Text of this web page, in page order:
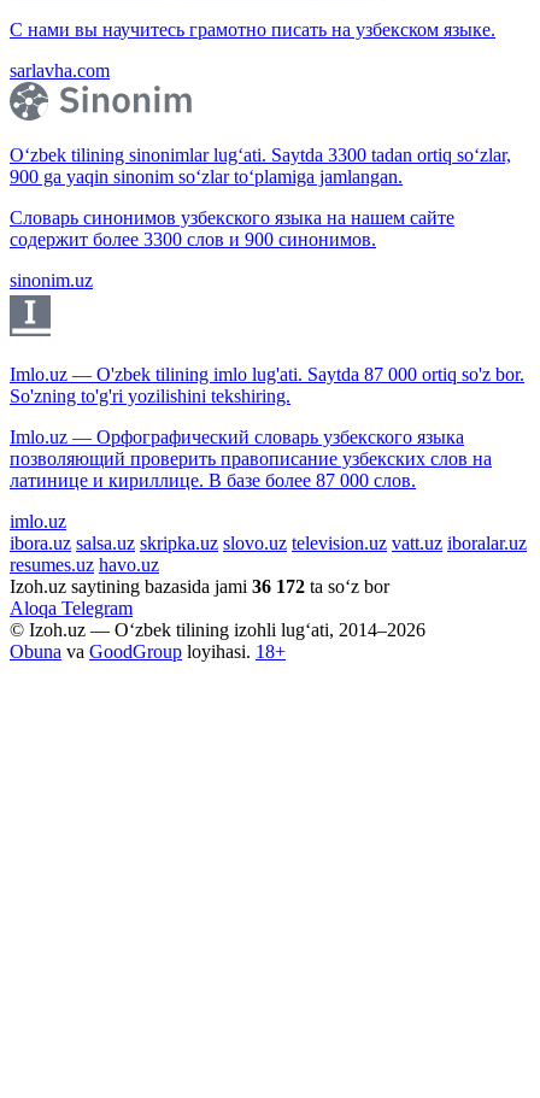
С нами вы научитесь грамотно писать на узбекском языке.
sarlavha.com
O‘zbek tilining sinonimlar lug‘ati. Saytda 3300 tadan ortiq so‘zlar,
900 ga yaqin sinonim so‘zlar to‘plamiga jamlangan.
Словарь синонимов узбекского языка на нашем сайте
содержит более 3300 слов и 900 синонимов.
sinonim.uz
Imlo.uz — O'zbek tilining imlo lug'ati. Saytda 87 000 ortiq so'z bor.
So'zning to'g'ri yozilishini tekshiring.
Imlo.uz — Орфографический словарь узбекского языка
позволяющий проверить правописание узбекских слов на
латинице и кириллице. В базе более 87 000 слов.
imlo.uz
ibora.uz salsa.uz skripka.uz slovo.uz television.uz vatt.uz iboralar.uz
resumes.uz havo.uz
Izoh.uz saytining bazasida jami 36 172 ta so‘z bor
Aloqa Telegram
© Izoh.uz — O‘zbek tilining izohli lug‘ati, 2014–2026
Obuna va GoodGroup loyihasi. 18+